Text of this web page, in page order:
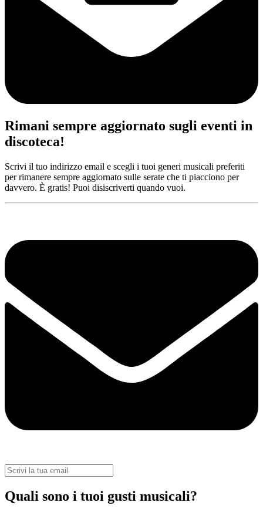
Rimani sempre aggiornato sugli eventi in
discoteca!
Scrivi il tuo indirizzo email e scegli i tuoi generi musicali preferiti
per rimanere sempre aggiornato sulle serate che ti piacciono per
davvero. È gratis! Puoi disiscriverti quando vuoi.
Quali sono i tuoi gusti musicali?